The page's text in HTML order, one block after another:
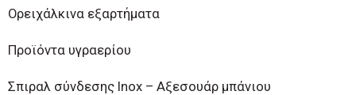
Ορειχάλκινα εξαρτήματα
Προϊόντα υγραερίου
Σπιραλ σύνδεσης Inox – Αξεσουάρ μπάνιου